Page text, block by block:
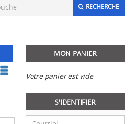
RECHERCHE
MON PANIER
Votre panier est vide
S'IDENTIFIER